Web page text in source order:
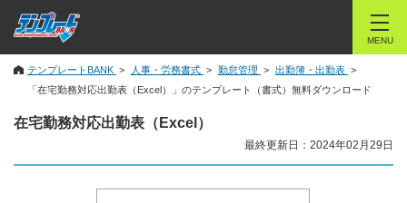
MENU
テンプレートBANK 人事・労務書式 勤怠管理
出勤簿・出勤表
「在宅勤務対応出勤表（Excel）」のテンプレート（書式）無料ダウンロード
在宅勤務対応出勤表（Excel）
最終更新日：2024年02月29日